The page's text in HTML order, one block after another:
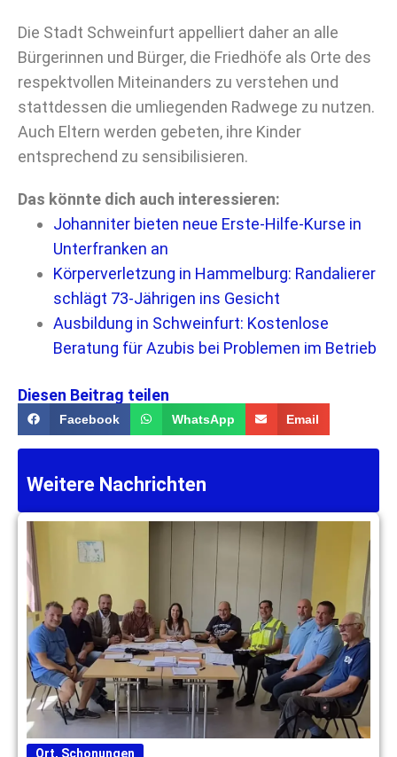
Die Stadt Schweinfurt appelliert daher an alle
Bürgerinnen und Bürger, die Friedhöfe als Orte des
respektvollen Miteinanders zu verstehen und
stattdessen die umliegenden Radwege zu nutzen.
Auch Eltern werden gebeten, ihre Kinder
entsprechend zu sensibilisieren.
Das könnte dich auch interessieren:
Johanniter bieten neue Erste-Hilfe-Kurse in
Unterfranken an
Körperverletzung in Hammelburg: Randalierer
schlägt 73-Jährigen ins Gesicht
Ausbildung in Schweinfurt: Kostenlose
Beratung für Azubis bei Problemen im Betrieb
Diesen Beitrag teilen
Facebook WhatsApp Email
Weitere Nachrichten
Ort, Schonungen